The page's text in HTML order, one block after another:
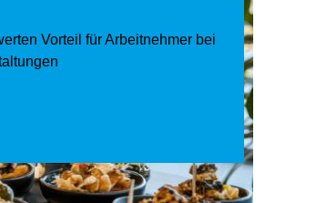
Vorteil für Arbeitnehmer bei